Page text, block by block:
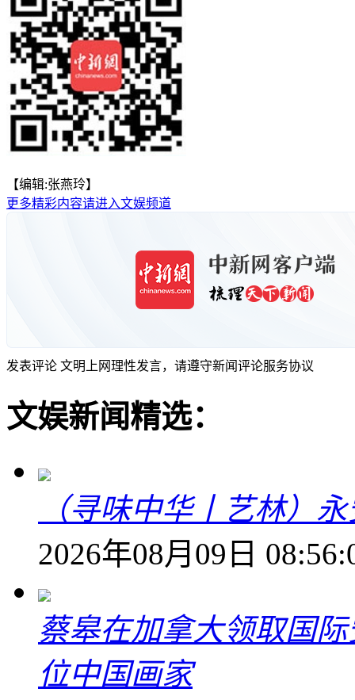
【编辑:张燕玲】
更多精彩内容请进入文娱频道
发表评论 文明上网理性发言，请遵守新闻评论服务协议
文娱新闻精选：
（寻味中华丨艺林）
2026年08月09日
蔡皋在加拿大领取国
位中国画家